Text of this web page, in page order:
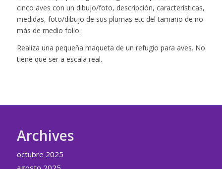
cinco aves con un dibujo/foto, descripción, características,
medidas, foto/dibujo de sus plumas etc del tamaño de no
más de medio folio.
Realiza una pequeña maqueta de un refugio para aves. No
tiene que ser a escala real.
Archives
octubre 2025